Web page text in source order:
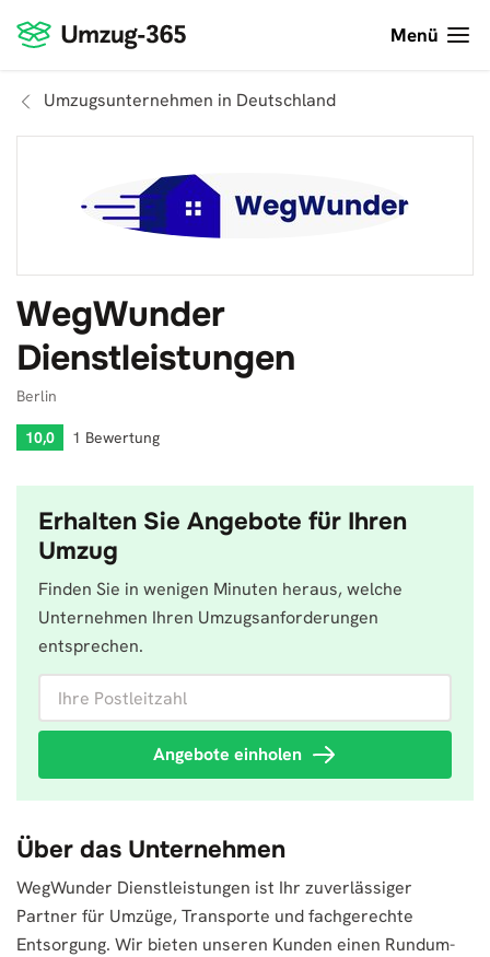
Menü
Umzugsunternehmen in Deutschland
WegWunder
Dienstleistungen
Berlin
10,0 1 Bewertung
Erhalten Sie Angebote für Ihren
Umzug
Finden Sie in wenigen Minuten heraus, welche
Unternehmen Ihren Umzugsanforderungen
entsprechen.
Angebote einholen
Über das Unternehmen
WegWunder Dienstleistungen ist Ihr zuverlässiger
Partner für Umzüge, Transporte und fachgerechte
Entsorgung. Wir bieten unseren Kunden einen Rundum-